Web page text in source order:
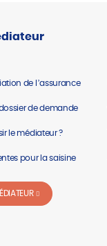
de l’assurance
de demande
le médiateur ?
pour la saisine